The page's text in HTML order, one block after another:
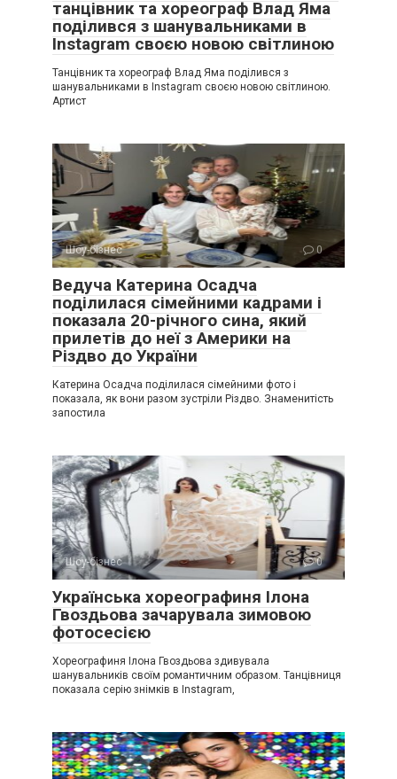
танцівник та хореограф Влад Яма
поділився з шанувальниками в
Instagram своєю новою світлиною
Танцівник та хореограф Влад Яма поділився з
шанувальниками в Instagram своєю новою світлиною.
Артист
Шоу-бізнес 0
Ведуча Катерина Осадча
поділилася сімейними кадрами і
показала 20-річного сина, який
прилетів до неї з Америки на
Різдво до України
Катерина Осадча поділилася сімейними фото і
показала, як вони разом зустріли Різдво. Знаменитість
запостила
Шоу-бізнес 0
Українська хореографиня Ілона
Гвоздьова зачарувала зимовою
фотосесією
Хореографиня Ілона Гвоздьова здивувала
шанувальників своїм романтичним образом. Танцівниця
показала серію знімків в Instagram,